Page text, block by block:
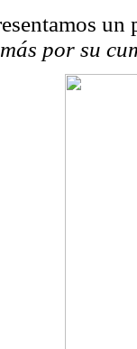
un
por su